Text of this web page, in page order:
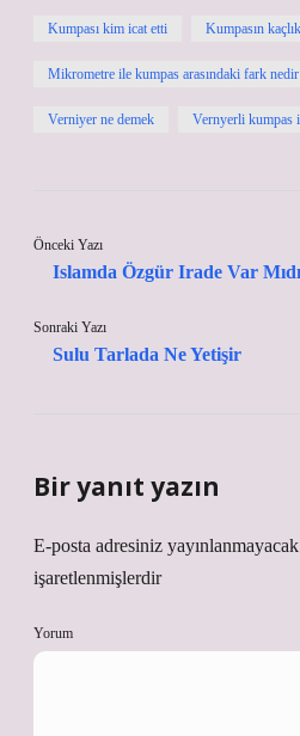
Kumpası kim icat etti Kumpasın
Mikrometre ile kumpas arasındaki fark nedir
Verniyer ne demek Vernyerli kumpas
Önceki Yazı
Islamda Özgür Irade Var
Sonraki Yazı
Sulu Tarlada Ne Yetişir
Bir yanıt yazın
E-posta adresiniz
işaretlenmişlerdir
Yorum